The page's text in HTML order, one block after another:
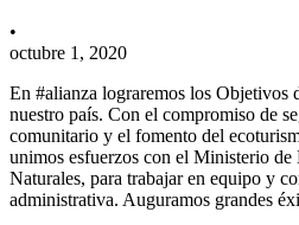
•
octubre 1, 2020
En #alianza lograremos los Objetivos
nuestro país. Con el compromiso de
comunitario y el fomento del
unimos esfuerzos con el Ministerio
Naturales, para trabajar en equipo y
administrativa. Auguramos grandes